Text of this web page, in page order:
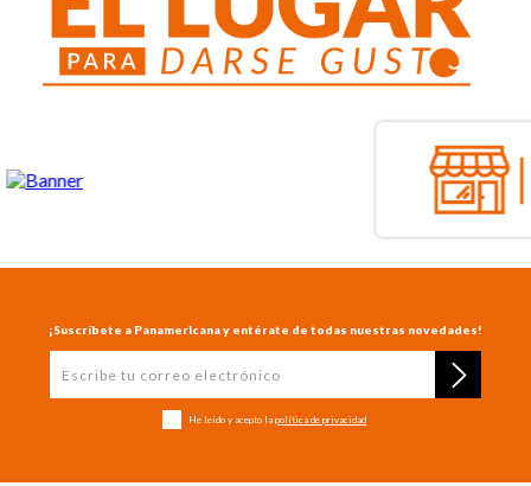
¡Suscríbete a Panamericana y entérate de todas nuestras novedades!
He leído y acepto la política de privacidad